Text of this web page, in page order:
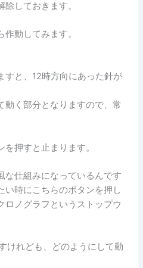
しておきます。
動してみます。
すと、12時方向にあった針が
動く部分となりますので、常
押すと止まります。
な仕組みになっているんです
い時にこちらのボタンを押し
ロノグラフというストップウ
けれども、どのようにして動